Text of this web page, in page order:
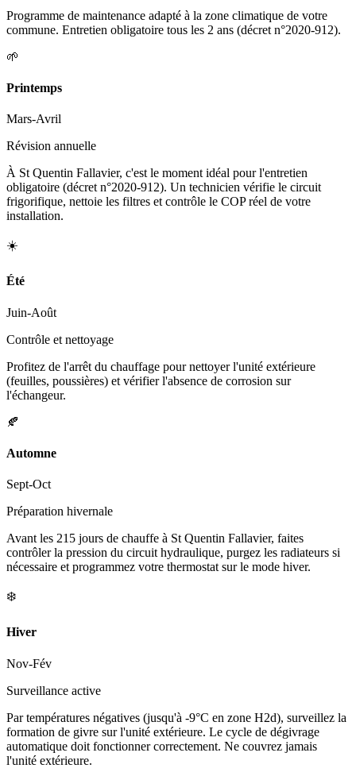
Programme de maintenance adapté à la zone climatique de votre
commune. Entretien obligatoire tous les 2 ans (décret n°2020-912).
🌱
Printemps
Mars-Avril
Révision annuelle
À St Quentin Fallavier, c'est le moment idéal pour l'entretien
obligatoire (décret n°2020-912). Un technicien vérifie le circuit
frigorifique, nettoie les filtres et contrôle le COP réel de votre
installation.
☀️
Été
Juin-Août
Contrôle et nettoyage
Profitez de l'arrêt du chauffage pour nettoyer l'unité extérieure
(feuilles, poussières) et vérifier l'absence de corrosion sur
l'échangeur.
🍂
Automne
Sept-Oct
Préparation hivernale
Avant les 215 jours de chauffe à St Quentin Fallavier, faites
contrôler la pression du circuit hydraulique, purgez les radiateurs si
nécessaire et programmez votre thermostat sur le mode hiver.
❄️
Hiver
Nov-Fév
Surveillance active
Par températures négatives (jusqu'à -9°C en zone H2d), surveillez la
formation de givre sur l'unité extérieure. Le cycle de dégivrage
automatique doit fonctionner correctement. Ne couvrez jamais
l'unité extérieure.